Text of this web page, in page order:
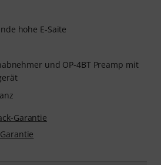
hohe E-Saite
und OP-4BT Preamp mit
Garantie